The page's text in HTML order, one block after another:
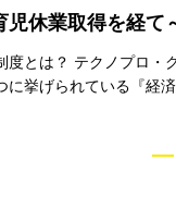
休業取得を経て
度とは？ テクノプロ・
に挙げられている『経